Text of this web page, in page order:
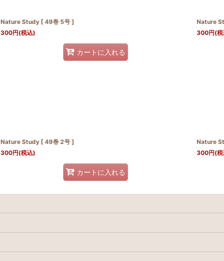
Nature Study [ 49巻 5号 ]
300円(税込)
カートに入れる
Nature
300円(
Nature Study [ 49巻 2号 ]
300円(税込)
カートに入れる
Nature
300円(